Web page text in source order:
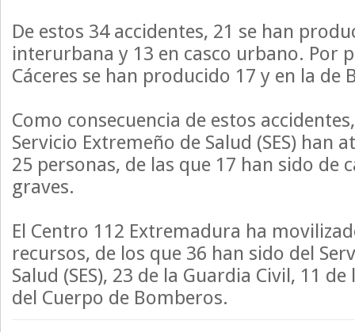
De estos 34 accidentes, 21 se han
interurbana y 13 en casco urbano. Por
Cáceres se han producido 17 y en la de
Como consecuencia de estos
Servicio Extremeño de Salud (SES) han
25 personas, de las que 17 han sido de
graves.
El Centro 112 Extremadura ha
recursos, de los que 36 han sido del
Salud (SES), 23 de la Guardia Civil, 11
del Cuerpo de Bomberos.